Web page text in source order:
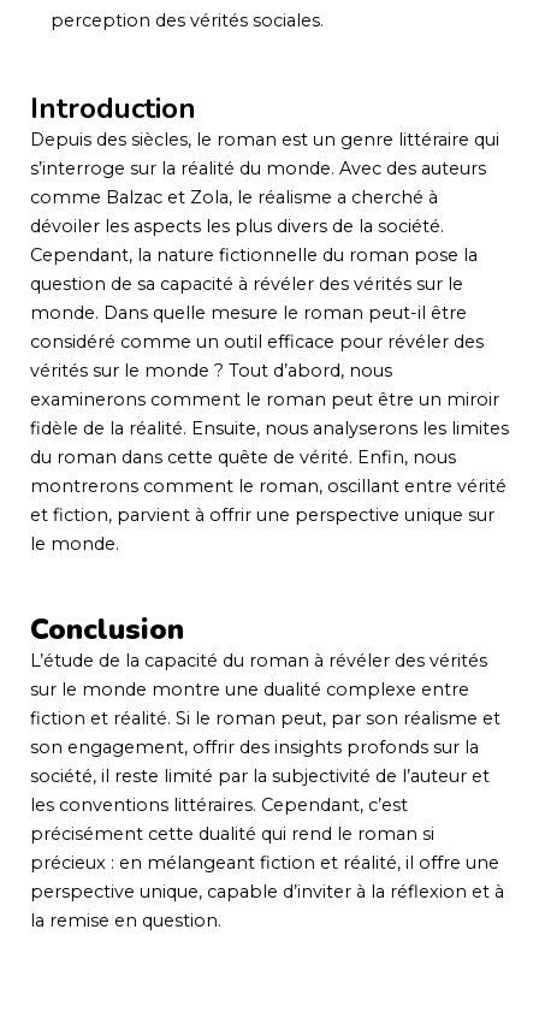
perception des vérités sociales.
Introduction
Depuis des siècles, le roman est un genre littéraire qui
s’interroge sur la réalité du monde. Avec des auteurs
comme Balzac et Zola, le réalisme a cherché à
dévoiler les aspects les plus divers de la société.
Cependant, la nature fictionnelle du roman pose la
question de sa capacité à révéler des vérités sur le
monde. Dans quelle mesure le roman peut-il être
considéré comme un outil efficace pour révéler des
vérités sur le monde ? Tout d’abord, nous
examinerons comment le roman peut être un miroir
fidèle de la réalité. Ensuite, nous analyserons les limites
du roman dans cette quête de vérité. Enfin, nous
montrerons comment le roman, oscillant entre vérité
et fiction, parvient à offrir une perspective unique sur
le monde.
Conclusion
L’étude de la capacité du roman à révéler des vérités
sur le monde montre une dualité complexe entre
fiction et réalité. Si le roman peut, par son réalisme et
son engagement, offrir des insights profonds sur la
société, il reste limité par la subjectivité de l’auteur et
les conventions littéraires. Cependant, c’est
précisément cette dualité qui rend le roman si
précieux : en mélangeant fiction et réalité, il offre une
perspective unique, capable d’inviter à la réflexion et à
la remise en question.